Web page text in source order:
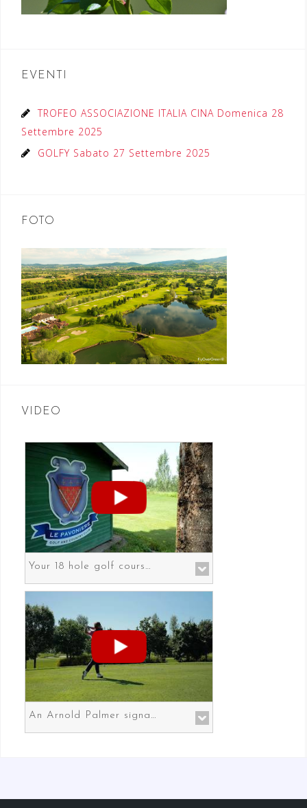
EVENTI
TROFEO ASSOCIAZIONE ITALIA CINA Domenica 28
Settembre 2025
GOLFY Sabato 27 Settembre 2025
FOTO
VIDEO
Your 18 hole golf course in Prato the gateway to Florence
An Arnold Palmer signature course in Prato the gateway to Florence